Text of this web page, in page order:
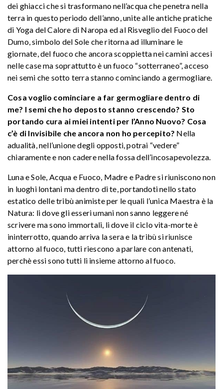
dei ghiacci che si trasformano nell’acqua che penetra nella
terra in questo periodo dell’anno, unite alle antiche pratiche
di Yoga del Calore di Naropa ed al Risveglio del Fuoco del
Dumo, simbolo del Sole che ritorna ad illuminare le
giornate, del fuoco che ancora scoppietta nei camini accesi
nelle case ma soprattutto è un fuoco “sotterraneo”, acceso
nei semi che sotto terra stanno cominciando a germogliare.
Cosa voglio cominciare a far germogliare dentro di
me? I semi che ho deposto stanno crescendo? Sto
portando cura ai miei intenti per l’Anno Nuovo? Cosa
c’è di Invisibile che ancora non ho percepito? Nella
adualità, nell’unione degli opposti, potrai “vedere”
chiaramente e non cadere nella fossa dell’incosapevolezza.
Luna e Sole, Acqua e Fuoco, Madre e Padre si riuniscono non
in luoghi lontani ma dentro di te, portandoti nello stato
estatico delle tribù animiste per le quali l’unica Maestra è la
Natura: li dove gli esseri umani non sanno leggere né
scrivere ma sono immortali, li dove il ciclo vita-morte è
ininterrotto, quando arriva la sera e la tribù si riunisce
attorno al fuoco, tutti riescono a parlare con antenati,
perchè essi sono tutti li insieme attorno al fuoco.